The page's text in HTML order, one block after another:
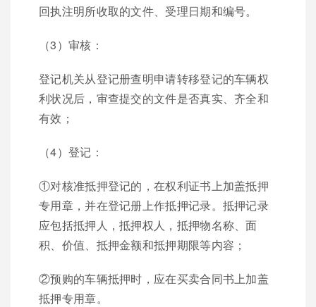
回执注明所收取的文件、受理日期和编号。
（3）审核：
登记机关从登记册查明申请转移登记的车辆权
利状况后，审查提交的文件是否真实、齐全和
有效；
（4）登记：
①对核准抵押登记的，在权利证书上加盖抵押
专用章，并在登记册上作抵押记录。抵押记录
应包括抵押人，抵押权人，抵押物名称、面
积、价值、抵押金额和抵押期限等内容；
②预购的车辆抵押时，应在买卖合同书上加盖
抵押专用章。